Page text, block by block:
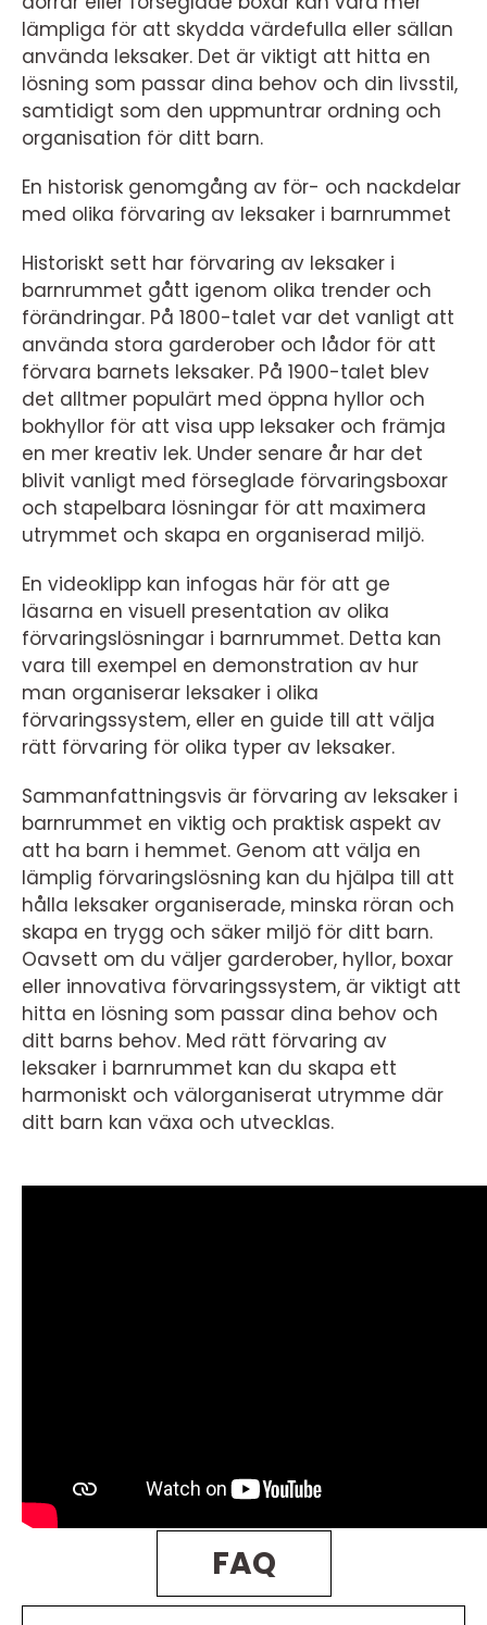
lämpliga för att skydda värdefulla eller sällan
använda leksaker. Det är viktigt att hitta en
lösning som passar dina behov och din livsstil,
samtidigt som den uppmuntrar ordning och
organisation för ditt barn.
En historisk genomgång av för- och nackdelar
med olika förvaring av leksaker i barnrummet
Historiskt sett har förvaring av leksaker i
barnrummet gått igenom olika trender och
förändringar. På 1800-talet var det vanligt att
använda stora garderober och lådor för att
förvara barnets leksaker. På 1900-talet blev
det alltmer populärt med öppna hyllor och
bokhyllor för att visa upp leksaker och främja
en mer kreativ lek. Under senare år har det
blivit vanligt med förseglade förvaringsboxar
och stapelbara lösningar för att maximera
utrymmet och skapa en organiserad miljö.
En videoklipp kan infogas här för att ge
läsarna en visuell presentation av olika
förvaringslösningar i barnrummet. Detta kan
vara till exempel en demonstration av hur
man organiserar leksaker i olika
förvaringssystem, eller en guide till att välja
rätt förvaring för olika typer av leksaker.
Sammanfattningsvis är förvaring av leksaker i
barnrummet en viktig och praktisk aspekt av
att ha barn i hemmet. Genom att välja en
lämplig förvaringslösning kan du hjälpa till att
hålla leksaker organiserade, minska röran och
skapa en trygg och säker miljö för ditt barn.
Oavsett om du väljer garderober, hyllor, boxar
eller innovativa förvaringssystem, är viktigt att
hitta en lösning som passar dina behov och
ditt barns behov. Med rätt förvaring av
leksaker i barnrummet kan du skapa ett
harmoniskt och välorganiserat utrymme där
ditt barn kan växa och utvecklas.
FAQ